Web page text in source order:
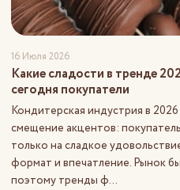
16 Июля 2026
Какие сладости в тренде
сегодня покупатели
Кондитерская индустрия в
смещение акцентов:
только на сладкое
формат и впечатление. Рынок
поэтому тренды ф...